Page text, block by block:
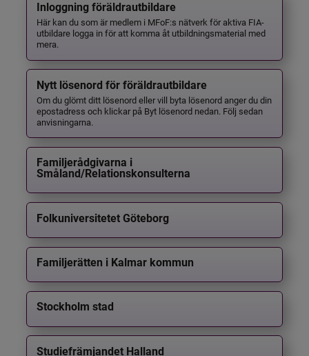
Inloggning föräldrautbildare
Här kan du som är medlem i MFoF:s nätverk för aktiva FIA-
utbildare logga in för att komma åt utbildningsmaterial med
mera.
Nytt lösenord för föräldrautbildare
Om du glömt ditt lösenord eller vill byta lösenord anger du din
epostadress och klickar på Byt lösenord nedan. Följ sedan
anvisningarna.
Familjerådgivarna i
Småland/Relationskonsulterna
Folkuniversitetet Göteborg
Familjerätten i Kalmar kommun
Stockholm stad
Studiefrämjandet Halland